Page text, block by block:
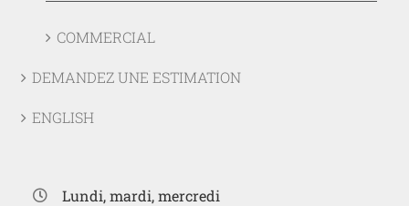
COMMERCIAL
DEMANDEZ UNE ESTIMATION
ENGLISH
Lundi, mardi, mercredi